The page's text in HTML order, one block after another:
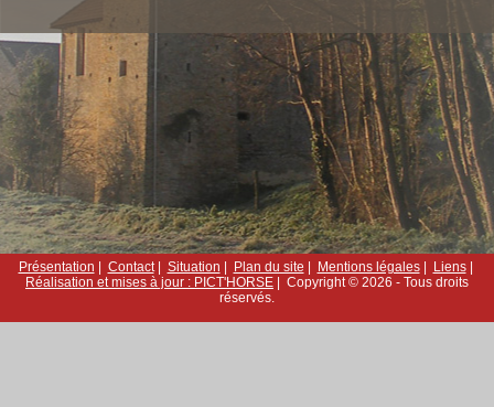
Présentation Contact| Situation Plan du site Mentions légales| Liens|
Réalisation et mises à jour : PICT'HORSE | Copyright © 2026 - Tous droits
réservés.